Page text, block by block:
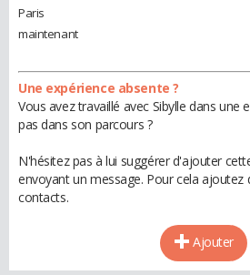
Paris
maintenant
Une expérience absente ?
Vous avez travaillé avec Sibylle dans une
pas dans son parcours ?
N'hésitez pas à lui suggérer d'ajouter
envoyant un message. Pour cela ajoutez
contacts.
Ajouter